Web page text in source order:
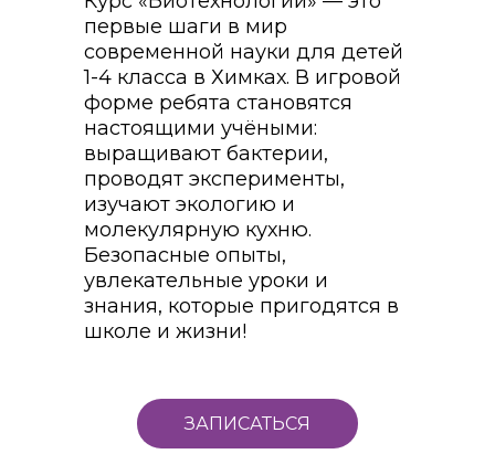
ЗАПИСАТЬСЯ
первые шаги в мир
современной науки для детей
1-4 класса в Химках. В игровой
форме ребята становятся
настоящими учёными:
выращивают бактерии,
проводят эксперименты,
изучают экологию и
молекулярную кухню.
Безопасные опыты,
увлекательные уроки и
знания, которые пригодятся в
школе и жизни!